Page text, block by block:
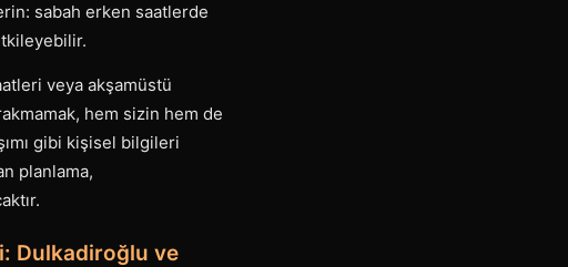
sabah erken saatlerde
veya akşamüstü
hem sizin hem de
gibi kişisel bilgileri
planlama,
Dulkadiroğlu ve